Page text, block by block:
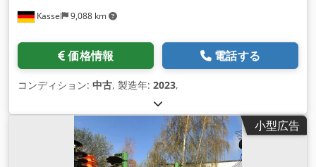
Kassel 9,088 km
価格情報 電話する
コンディション: 中古, 製造年: 2023,
小型広告